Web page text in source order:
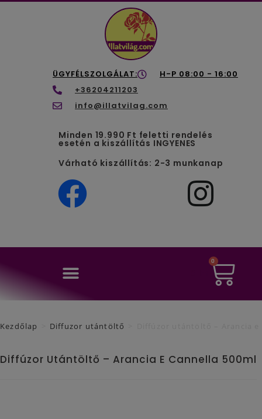
ÜGYFÉLSZOLGÁLAT:
H-P 08:00 - 16:00
+36204211203
info@illatvilag.com
Minden 19.990 Ft feletti rendelés
esetén a kiszállítás INGYENES
Várható kiszállítás: 2-3 munkanap
0
Kezdőlap Diffuzor utántöltő
Diffúzor Utántöltő – Arancia E Cannella 500ml